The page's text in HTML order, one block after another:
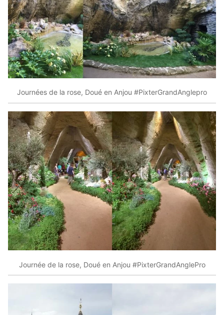
Journées de la rose, Doué en Anjou #PixterGrandAnglepro
Journée de la rose, Doué en Anjou #PixterGrandAnglePro